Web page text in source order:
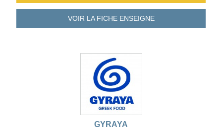
VOIR LA FICHEENSEIGNE
GYRAYA